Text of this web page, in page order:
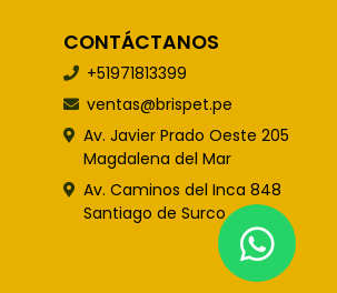
CONTÁCTANOS
+51971813399
ventas@brispet.pe
Av. Javier Prado Oeste 205
Magdalena del Mar
Av. Caminos del Inca 848
Santiago de Surco